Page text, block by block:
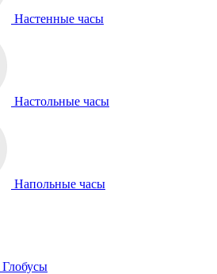
Настенные часы
Настольные часы
Напольные часы
Глобусы